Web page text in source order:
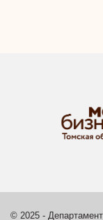
© 2025 -